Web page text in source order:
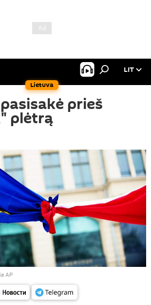
Lietuva
LIT
prieš
plėtrą
AP